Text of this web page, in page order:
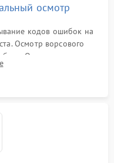
осмотр
кодов ошибок на
Осмотр ворсового
Опрос клиента о
барабан, сильно шумит